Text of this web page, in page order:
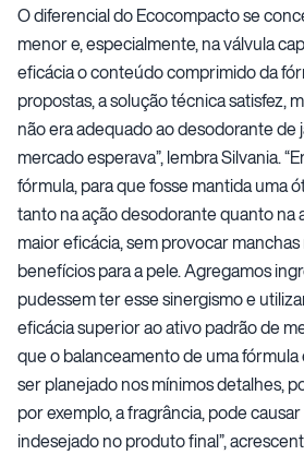
O diferencial do Ecocompacto se
menor e, especialmente, na válvula
eficácia o conteúdo comprimido da
propostas, a solução técnica satisfez,
não era adequado ao desodorante de
mercado esperava”, lembra Silvania.
fórmula, para que fosse mantida uma
tanto na ação desodorante quanto na
maior eficácia, sem provocar
benefícios para a pele. Agregamos
pudessem ter esse sinergismo e
eficácia superior ao ativo padrão de
que o balanceamento de uma fórmula
ser planejado nos mínimos detalhes,
por exemplo, a fragrância, pode
indesejado no produto final”,